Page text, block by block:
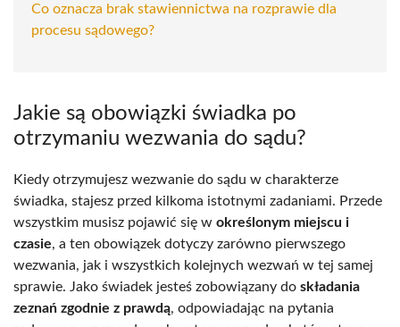
Co oznacza brak stawiennictwa na rozprawie dla
procesu sądowego?
Jakie są obowiązki świadka po
otrzymaniu wezwania do sądu?
Kiedy otrzymujesz wezwanie do sądu w charakterze
świadka, stajesz przed kilkoma istotnymi zadaniami. Przede
wszystkim musisz pojawić się w określonym miejscu i
czasie, a ten obowiązek dotyczy zarówno pierwszego
wezwania, jak i wszystkich kolejnych wezwań w tej samej
sprawie. Jako świadek jesteś zobowiązany do składania
zeznań zgodnie z prawdą, odpowiadając na pytania